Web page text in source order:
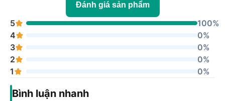
Tính năng đặc
biệt
Hạn chế ánh sáng xanh
Công nghệ Eye Care+
Công nghệ Trace Free
Lựa chọn nhiệt độ màu (4 chế độ)
Công nghệ VRR (Adaptive-Sync)
Đánh giá sản phẩm
5
100%
4
0%
3
0%
2
0%
1
0%
Bình luận nhanh